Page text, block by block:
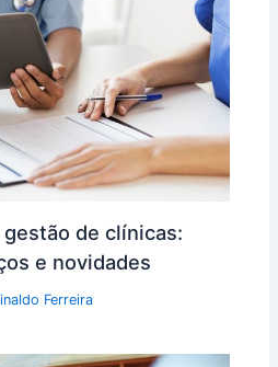
de clínicas:
e novidades
Ferreira